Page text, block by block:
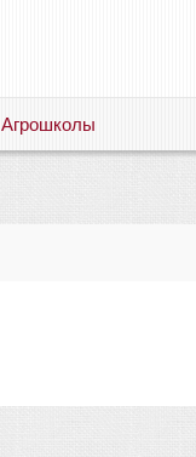
Агрошколы